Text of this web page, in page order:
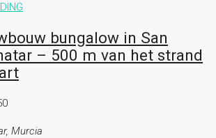
bungalow in San
– 500 m van het strand
Murcia